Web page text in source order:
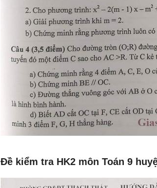
Đề kiểm tra HK2 môn Toán 9